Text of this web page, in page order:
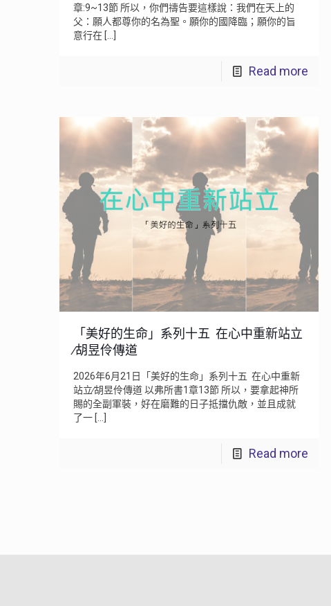
章:9~13節 所以，你們禱告要這樣說：我們在天上的
父：願人都尊你的名為聖。願你的國降臨；願你的旨
意行在 […]
Read more
「美好的生命」系列十五 在心中重新站立
∕胡昱伶傳道
2026年6月21日「美好的生命」系列十五 在心中重新
站立∕胡昱伶傳道 以弗所書1章13節 所以，要拿起神所
賜的全副軍裝，好在磨難的日子抵擋仇敵，並且成就
了一 […]
Read more